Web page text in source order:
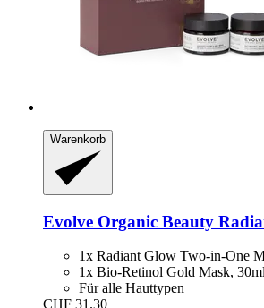
Warenkorb
Evolve Organic Beauty
1x Radiant Glow Two-in-One
1x Bio-Retinol Gold Mask, 30ml
Für alle Hauttypen
CHF 31.30